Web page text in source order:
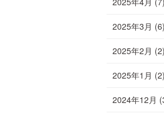
2025年3月 (6)
2025年2月 (2)
2025年1月 (2)
2024年12月